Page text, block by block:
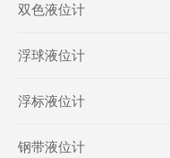
双色液位计
浮球液位计
浮标液位计
钢带液位计